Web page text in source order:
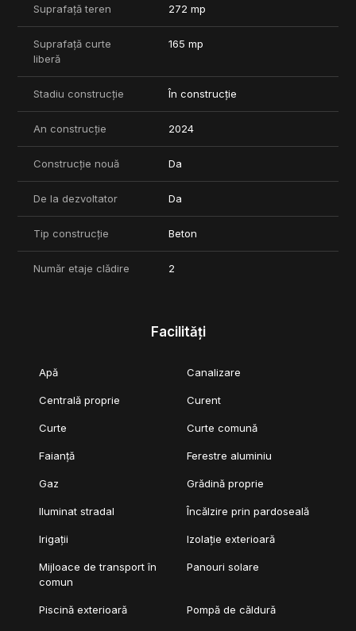
Suprafață teren 272 mp
Suprafață curte
liberă
165 mp
Stadiu construcție În construcție
An construcție 2024
Construcție nouă Da
De la dezvoltator Da
Tip construcție Beton
Număr etaje clădire 2
Facilități
Apă Canalizare
Centrală proprie Curent
Curte Curte comună
Faianță Ferestre aluminiu
Gaz Grădină proprie
Iluminat stradal Încălzire prin pardoseală
Irigații Izolație exterioară
Mijloace de transport în
comun
Panouri solare
Piscină exterioară Pompă de căldură